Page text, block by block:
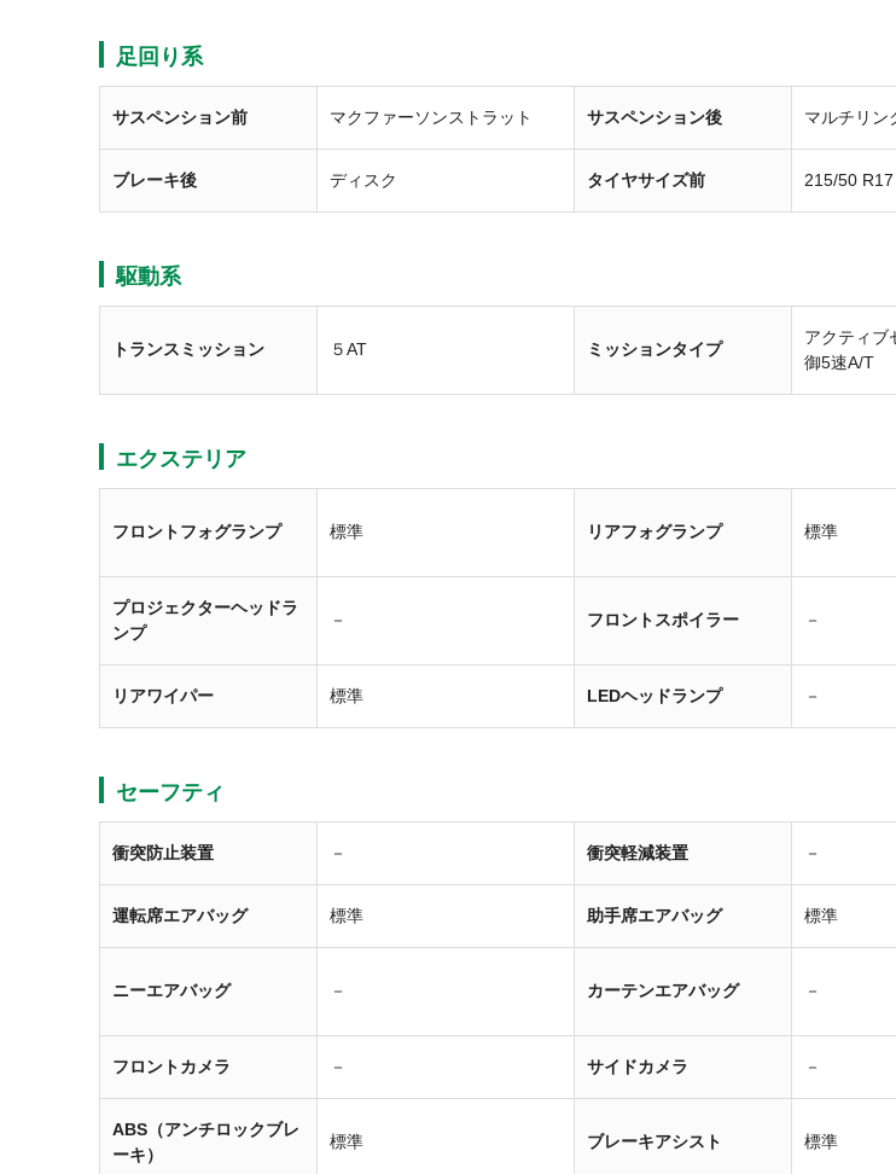
足回り系
サスペンション前 マクファーソンストラット サスペンション後 マルチリン
ブレーキ後 ディスク タイヤサイズ前 215/50
駆動系
トランスミッション ５AT ミッションタイプ
アクティブ
御5速A/T
エクステリア
フロントフォグランプ 標準 リアフォグランプ 標準
プロジェクターヘッドラ
ンプ
－ フロントスポイラー －
リアワイパー 標準 LEDヘッドランプ －
セーフティ
衝突防止装置 － 衝突軽減装置 －
運転席エアバッグ 標準 助手席エアバッグ 標準
ニーエアバッグ － カーテンエアバッグ －
フロントカメラ － サイドカメラ －
ABS（アンチロックブレ
ーキ）
標準 ブレーキアシスト 標準